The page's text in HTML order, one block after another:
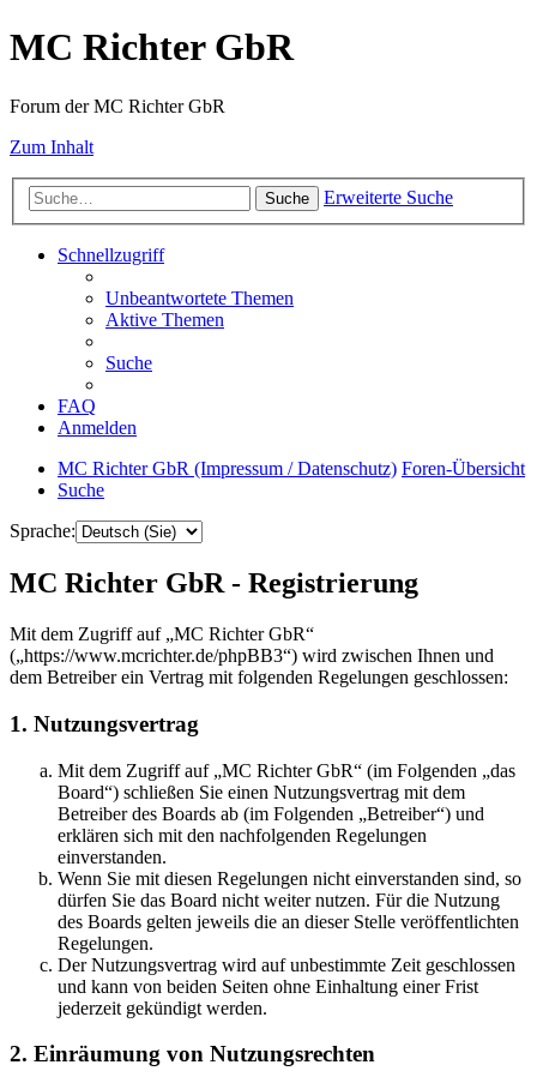
MC Richter GbR
Forum der MC Richter GbR
Zum Inhalt
Suche Erweiterte Suche
Schnellzugriff
Unbeantwortete Themen
Aktive Themen
Suche
FAQ
Anmelden
MC Richter GbR (Impressum / Datenschutz) Foren-Übersicht
Suche
Sprache:
MC Richter GbR - Registrierung
Mit dem Zugriff auf „MC Richter GbR“
(„https://www.mcrichter.de/phpBB3“) wird zwischen Ihnen und
dem Betreiber ein Vertrag mit folgenden Regelungen geschlossen:
1. Nutzungsvertrag
Mit dem Zugriff auf „MC Richter GbR“ (im Folgenden „das
Board“) schließen Sie einen Nutzungsvertrag mit dem
Betreiber des Boards ab (im Folgenden „Betreiber“) und
erklären sich mit den nachfolgenden Regelungen
einverstanden.
Wenn Sie mit diesen Regelungen nicht einverstanden sind, so
dürfen Sie das Board nicht weiter nutzen. Für die Nutzung
des Boards gelten jeweils die an dieser Stelle veröffentlichten
Regelungen.
Der Nutzungsvertrag wird auf unbestimmte Zeit geschlossen
und kann von beiden Seiten ohne Einhaltung einer Frist
jederzeit gekündigt werden.
2. Einräumung von Nutzungsrechten